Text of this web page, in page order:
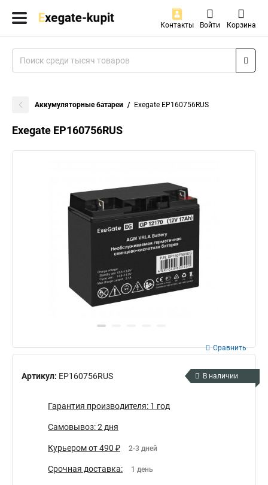
Контакты Войти Корзина
Аккумуляторные батареи Exegate EP160756RUS
Exegate EP160756RUS
Артикул: EP160756RUS
Сравнить
В наличии
Гарантия производителя: 1 год
Самовывоз: 2 дня
Курьером от 490 ₽ 2-3 дней
Срочная доставка: 1 день